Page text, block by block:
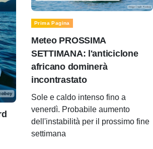
Prima Pagina
Meteo PROSSIMA
SETTIMANA: l'anticiclone
africano dominerà
incontrastato
Sole e caldo intenso fino a
venerdì. Probabile aumento
dell'instabilità per il prossimo fine
settimana